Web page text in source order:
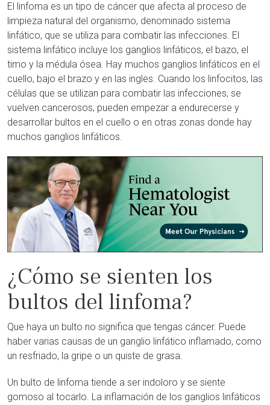
El linfoma es un tipo de cáncer que afecta al proceso de
limpieza natural del organismo, denominado sistema
linfático, que se utiliza para combatir las infecciones. El
sistema linfático incluye los ganglios linfáticos, el bazo, el
timo y la médula ósea. Hay muchos ganglios linfáticos en el
cuello, bajo el brazo y en las ingles. Cuando los linfocitos, las
células que se utilizan para combatir las infecciones, se
vuelven cancerosos, pueden empezar a endurecerse y
desarrollar bultos en el cuello o en otras zonas donde hay
muchos ganglios linfáticos.
¿Cómo se sienten los
bultos del linfoma?
Que haya un bulto no significa que tengas cáncer. Puede
haber varias causas de un ganglio linfático inflamado, como
un resfriado, la gripe o un quiste de grasa.
Un bulto de linfoma tiende a ser indoloro y se siente
gomoso al tocarlo. La inflamación de los ganglios linfáticos